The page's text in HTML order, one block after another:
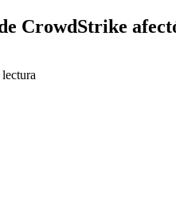
CrowdStrike